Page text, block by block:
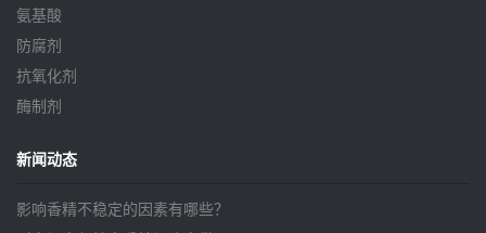
氨基酸
防腐剂
抗氧化剂
酶制剂
新闻动态
影响香精不稳定的因素有哪些？